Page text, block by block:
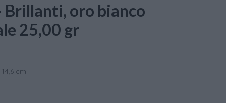
Brillanti, oro bianco
25,00 gr
cm